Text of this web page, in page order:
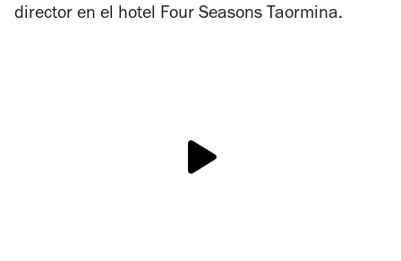
director en el hotel Four Seasons Taormina.